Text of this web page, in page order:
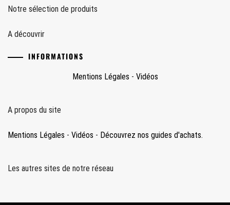
Notre sélection de produits
A découvrir
INFORMATIONS
Mentions Légales - Vidéos
A propos du site
Mentions Légales - Vidéos - Découvrez nos guides d'achats.
Les autres sites de notre réseau